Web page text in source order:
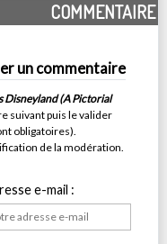
COMMENTAIRE
un commentaire
Disneyland (A Pictorial
suivant puis le valider
obligatoires).
de la modération.
e-mail :